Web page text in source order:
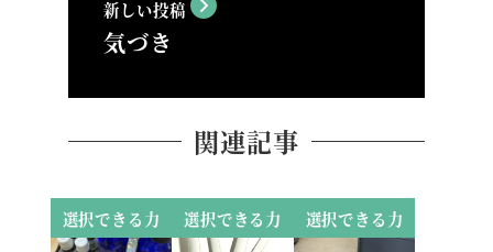
新しい投稿
気づき
関連記事
選択できる力 選択できる力 選択できる力